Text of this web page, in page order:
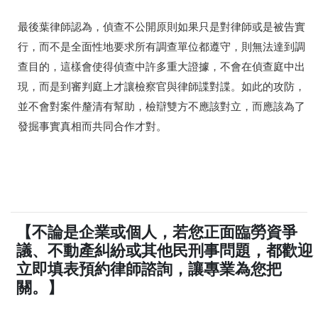
最後葉律師認為，偵查不公開原則如果只是對律師或是被告實
行，而不是全面性地要求所有調查單位都遵守，則無法達到調
查目的，這樣會使得偵查中許多重大證據，不會在偵查庭中出
現，而是到審判庭上才讓檢察官與律師諜對諜。如此的攻防，
並不會對案件釐清有幫助，檢辯雙方不應該對立，而應該為了
發掘事實真相而共同合作才對。
【不論是企業或個人，若您正面臨勞資爭
議、不動產糾紛或其他民刑事問題，都歡迎
立即填表預約律師諮詢，讓專業為您把
關。】